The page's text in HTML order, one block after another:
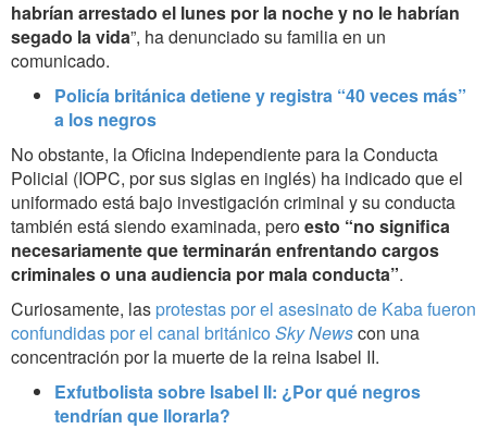
habrían arrestado el lunes por la noche y no le habrían
segado la vida”, ha denunciado su familia en un
comunicado.
Policía británica detiene y registra “40 veces más”
a los negros
No obstante, la Oficina Independiente para la Conducta
Policial (IOPC, por sus siglas en inglés) ha indicado que el
uniformado está bajo investigación criminal y su conducta
también está siendo examinada, peroesto “no significa
necesariamente que terminarán enfrentando cargos
criminales o una audiencia por mala conducta”.
Curiosamente, las protestas por el asesinato de Kaba fueron
confundidas por el canal británico Sky Newscon una
concentración por la muerte de la reina Isabel II.
Exfutbolista sobre Isabel II: ¿Por qué negros
tendrían que llorarla?